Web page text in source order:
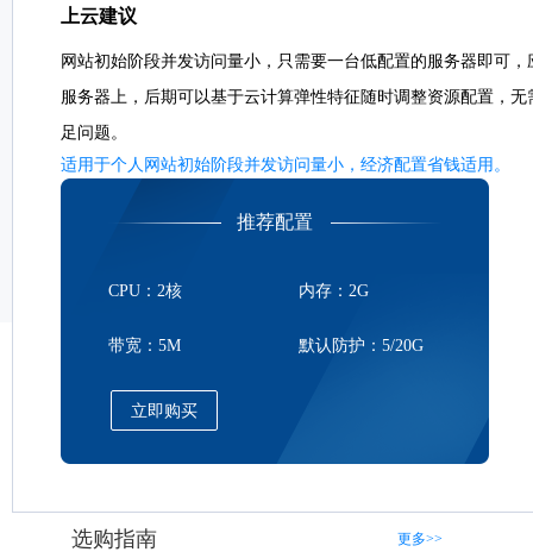
上云建议
网站初始阶段并发访问量小，只需要一台低配置的服务器即可
服务器上，后期可以基于云计算弹性特征随时调整资源配置，
足问题。
适用于个人网站初始阶段并发访问量小，经济配置省钱适用。
推荐配置
CPU：2核 内存：2G
带宽：5M 默认防护：5/20G
立即购买
选购指南 更多>>